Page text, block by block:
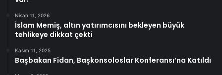
Nisan 11, 2026
İslam Memiş, altın yatırımcısını bekleyen büyük
tehlikeye dikkat çekti
Kasım 11, 2025
Başbakan Fidan, Başkonsoloslar Konferansı’na Katıldı